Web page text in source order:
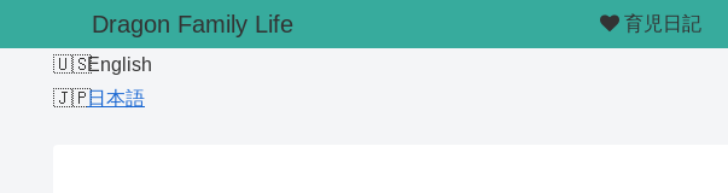
Dragon Family Life 育児日記
English
日本語